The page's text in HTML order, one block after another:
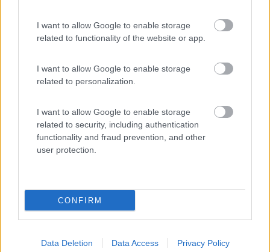
I want to allow Google to enable storage
related to functionality of the website or app.
I want to allow Google to enable storage
related to personalization.
I want to allow Google to enable storage
related to security, including authentication
functionality and fraud prevention, and other
user protection.
CONFIRM
Data Deletion Data Access Privacy Policy
franco49tn
10466
Per rendere "silenziosissimo" il mio 8010 ho optato per
utilizzare